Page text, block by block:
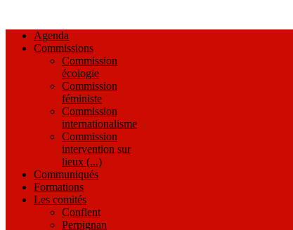
Agenda
Commissions
Commission
écologie
Commission
féministe
Commission
internationalisme
Commission
intervention sur
lieux (...)
Communiqués
Formations
Les comités
Conflent
Perpignan